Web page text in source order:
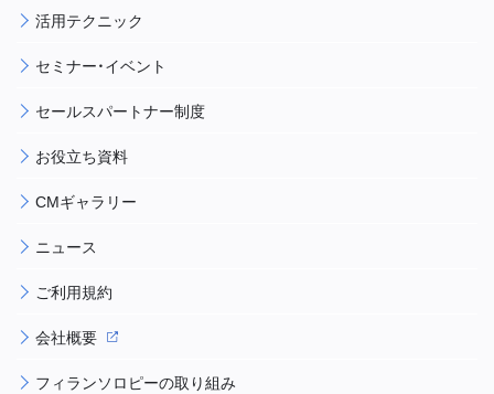
活用テクニック
セミナー・イベント
セールスパートナー制度
お役立ち資料
CMギャラリー
ニュース
ご利用規約
会社概要
フィランソロピーの取り組み